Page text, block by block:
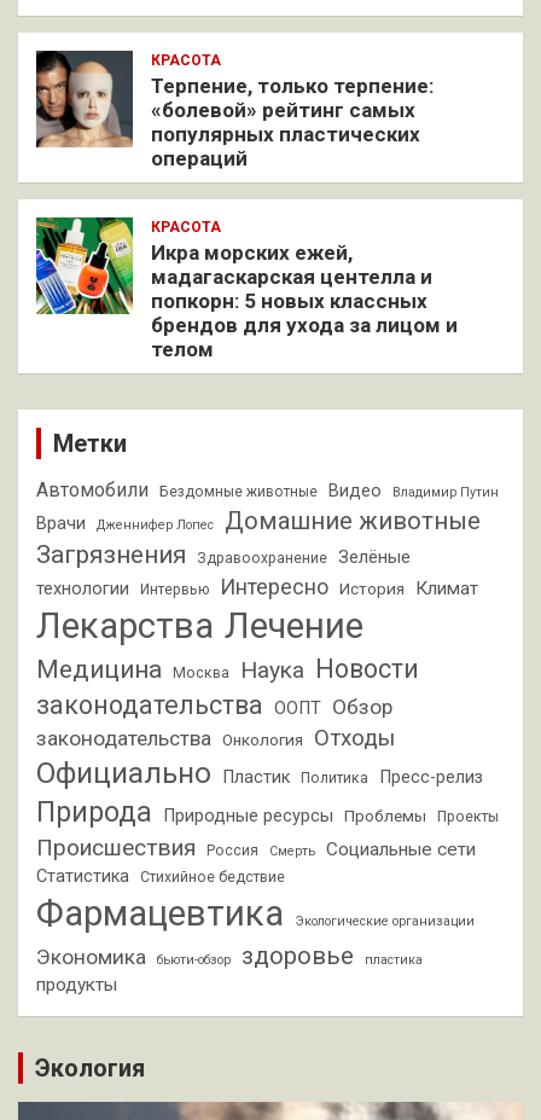
КРАСОТА
Терпение, только терпение:
«болевой» рейтинг самых
популярных пластических
операций
КРАСОТА
Икра морских ежей,
мадагаскарская центелла и
попкорн: 5 новых классных
брендов для ухода за лицом и
телом
Метки
Автомобили Бездомные животные Видео Владимир Путин
Врачи Дженнифер Лопес
Домашние животные
Загрязнения
Здравоохранение
Зелёные
технологии
Интервью Интересно История Климат
Лекарства Лечение
Медицина Москва Наука
Новости
законодательства ООПТ Обзор
законодательства Онкология Отходы
Официально Пластик Политика Пресс-релиз
Природа Природные ресурсы Проблемы Проекты
Происшествия Россия Смерть Социальные сети
Статистика Стихийное бедствие
Фармацевтика Экологические организации
Экономика бьюти-обзор здоровье пластика
продукты
Экология